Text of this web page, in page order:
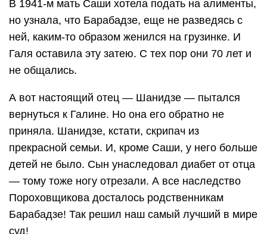
В 1941-м мать Саши хотела подать на алименты,
но узнала, что Барабадзе, еще не разведясь с
ней, каким-то образом женился на грузинке. И
Галя оставила эту затею. С тех пор они 70 лет и
не общались.
А вот настоящий отец — Шанидзе — пытался
вернуться к Галине. Но она его обратно не
приняла. Шанидзе, кстати, скрипач из
прекрасной семьи. И, кроме Саши, у него больше
детей не было. Сын унаследовал диабет от отца
— тому тоже ногу отрезали. А все наследство
Пороховщикова досталось родственникам
Барабадзе! Так решил наш самый лучший в мире
суд!